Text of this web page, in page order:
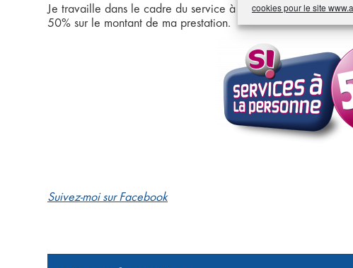
cookies pour le site
Je travaille dans le cadre du service à la personne et je
50% sur le montant de ma prestation.
Suivez-moi sur Facebook